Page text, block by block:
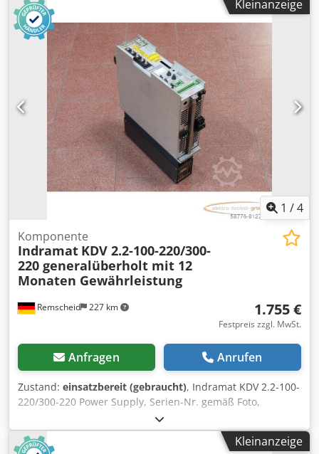
USB, Avantgarde Interieur, DAB-Tuner (Radioempfang
digital), Design- und Ausstattungslinie Avantgarde,
Seitenschweller Wagenfarbe, Dachreling (Aluminium),
Komfort-Fahrwerk tiefergelegt (Agility Control), LM-Felgen,
LM-Felgen, Digitales Instrumenten-Display, Elektromotor
17 kW (Hybridantrieb), Fahrassistenz-System: Agility Select
/ Dynamic Select (Fahrmodusschalter), Fensterheber
elektrisch vorn + hinten, Fußmatten Velours,
Gepäck-/Laderaumabdeckung inkl. Sicherheitsnetz,
Getränkehalter vorn (doppelt), Induktionsladeschale für
Smartphone, Infotainment-System: Remote Service (Plus),
Innenraumlicht-Paket, Karosserie: 5-türig, Klimaautomatik
(Thermatic 2-Zonen), Kommunikati
gem. Fotos Dwedpfxox Eqtxs Am Asa
Kleinanzeige
1 /4
Remscheid 227 km
Komponente
Indramat KDV 2.2-100-220/300-
220 generalüberholt mit 12
Monaten Gewährleistung
1.755 €
Festpreis zzgl. MwSt.
Anfragen Anrufen
Zustand: einsatzbereit (gebraucht), Indramat KDV 2.2-100-
220/300-220 Power Supply, Serien-Nr. gemäß Foto,
fachgerecht komplett überholt und getestet mit 12
Monaten Gewährleistung, 100% funktionsfähig,
Lieferumfang gem. Fotos Dwjdpfxei Ebi Uj Am AsaKleinanzeige